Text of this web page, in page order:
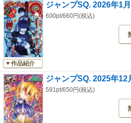
作品紹介
ジャンプSQ. 2026年1
600pt/660円(税込)
ジャンプSQ. 2025年12
591pt/650円(税込)